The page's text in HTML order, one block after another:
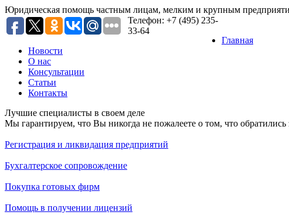
Юридическая помощь частным лицам, мелким и крупным
Телефон: +7 (495) 235-
33-64
Главная
Новости
O нас
Консультации
Статьи
Контакты
Лучшие специалисты в своем деле
Мы гарантируем, что Вы никогда не пожалеете о том, что
Регистрация и ликвидация предприятий
Бухгалтерское сопровождение
Покупка готовых фирм
Помощь в получении лицензий